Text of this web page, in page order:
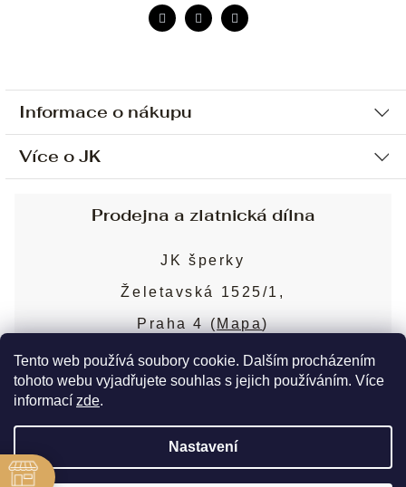
Tento web používá soubory cookie. Dalším procházením
tohoto webu vyjadřujete souhlas s jejich používáním. Více
informací zde.
Nastavení
Informace o nákupu
Ochrana osobních údajů
Sjednání osobní schůzky
Obchodní podmínky
Puncovní značky
Více o JK
Blog
Nejčastější dotazy
Prodejna a zlatnická dílna
JK šperky
Želetavská 1525/1,
Praha 4 (Mapa)
Více o prodejně
Copyright 2026JK šperky. Všechna práva
vyhrazena.
Upravit nastavení cookies